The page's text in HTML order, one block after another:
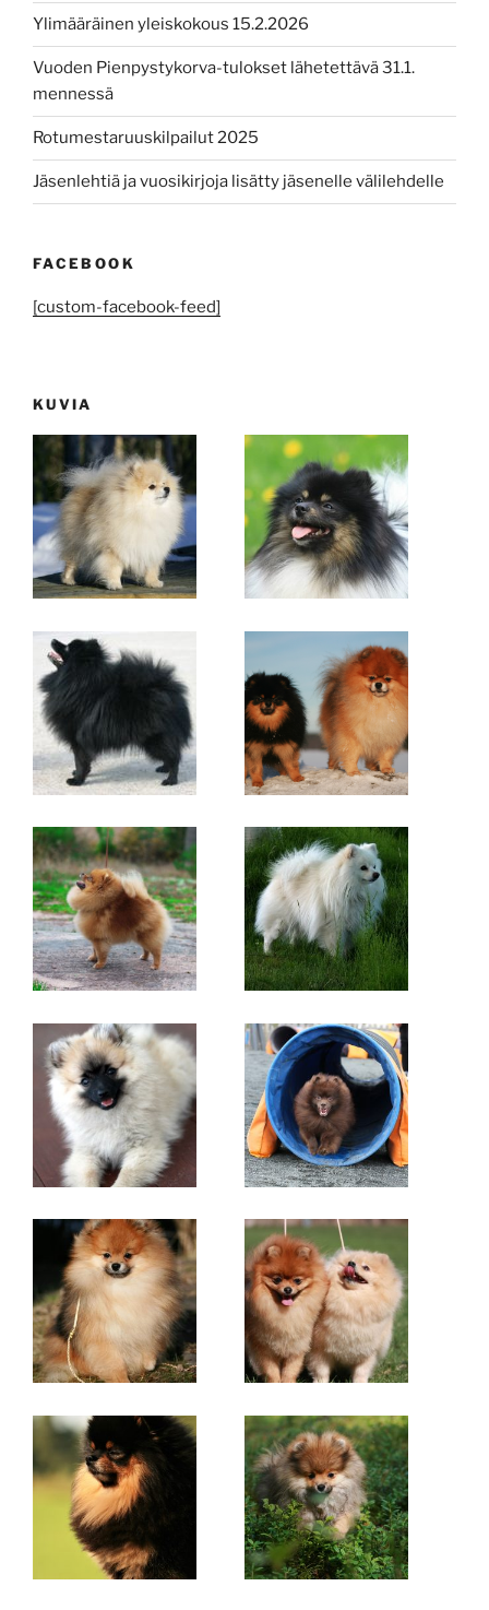
Ylimääräinen yleiskokous 15.2.2026
Vuoden Pienpystykorva-tulokset lähetettävä 31.1.
mennessä
Rotumestaruuskilpailut 2025
Jäsenlehtiä ja vuosikirjoja lisätty jäsenelle välilehdelle
FACEBOOK
[custom-facebook-feed]
KUVIA